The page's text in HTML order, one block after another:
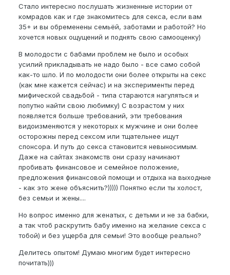
Стало интересно послушать жизненные истории от
комрадов как и где знакомитесь для секса, если вам
35+ и вы обременены семьёй, заботами и работой? Но
хочется новых ощущений и поднять свою самооценку)
В молодости с бабами проблем не было и особых
усилий прикладывать не надо было - все само собой
как-то шло. И по молодости они более открыты на секс
(как мне кажется сейчас) и на эксперименты перед
мифической свадьбой - типа стараются нагуляться и
попутно найти свою любимку) С возрастом у них
появляется больше требований, эти требования
видоизменяются у некоторых к мужчине и они более
осторожны перед сексом или тщательнее ищут
спонсора. И путь до секса становится невыносимым.
Даже на сайтах знакомств они сразу начинают
пробивать финансовое и семейное положение,
предложения финансовой помощи и отдыха на выходные
- как это жене объяснить?))))) Понятно если ты холост,
без семьи и жены....
Но вопрос именно для женатых, с детьми и не за бабки,
а так чтоб раскрутить бабу именно на желание секса с
тобой) и без ущерба для семьи! Это вообще реально?
Делитесь опытом! Думаю многим будет интересно
почитать)))